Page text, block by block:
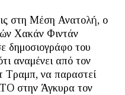
στη Μέση Ανατολή, ο
Χακάν Φιντάν
δημοσιογράφο του
αναμένει από τον
να παραστεί
στην Άγκυρα τον